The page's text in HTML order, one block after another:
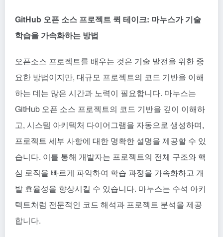
GitHub 오픈 소스 프로젝트 퀵 테이크: 마누스가 기술
학습을 가속화하는 방법
오픈소스 프로젝트를 배우는 것은 기술 발전을 위한 중
요한 방법이지만, 대규모 프로젝트의 코드 기반을 이해
하는 데는 많은 시간과 노력이 필요합니다. 마누스는
GitHub 오픈 소스 프로젝트의 코드 기반을 깊이 이해하
고, 시스템 아키텍처 다이어그램을 자동으로 생성하며,
프로젝트 세부 사항에 대한 명확한 설명을 제공할 수 있
습니다. 이를 통해 개발자는 프로젝트의 전체 구조와 핵
심 로직을 빠르게 파악하여 학습 과정을 가속화하고 개
발 효율성을 향상시킬 수 있습니다. 마누스는 수석 아키
텍트처럼 전문적인 코드 해석과 프로젝트 분석을 제공
합니다.